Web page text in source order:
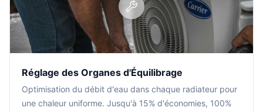
Réglage des Organes d'Équilibrage
Optimisation du débit d'eau dans chaque radiateur pour
une chaleur uniforme. Jusqu'à 15% d'économies, 100%